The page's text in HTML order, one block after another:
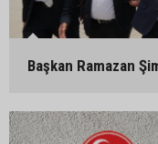
Başkan Ramazan